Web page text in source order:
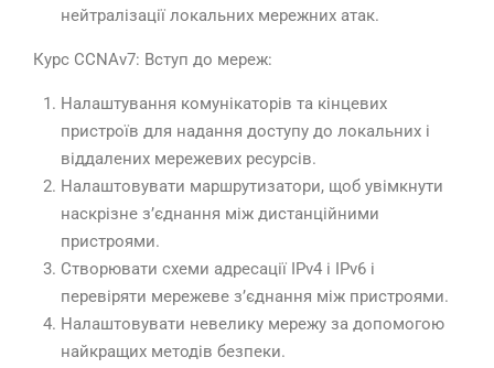
нейтралізації локальних мережних атак.
Курс CCNAv7: Вступ до мереж:
Налаштування комунікаторів та кінцевих
пристроїв для надання доступу до локальних і
віддалених мережевих ресурсів.
Налаштовувати маршрутизатори, щоб увімкнути
наскрізне з’єднання між дистанційними
пристроями.
Створювати схеми адресації IPv4 і IPv6 і
перевіряти мережеве з’єднання між пристроями.
Налаштовувати невелику мережу за допомогою
найкращих методів безпеки.